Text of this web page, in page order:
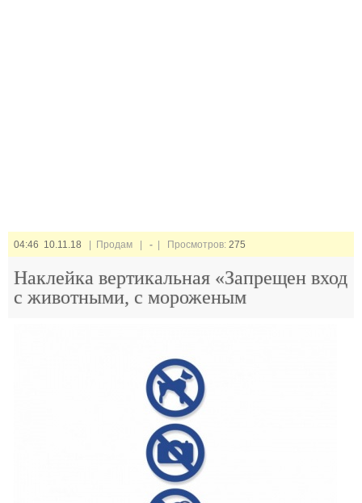
04:46 10.11.18 | Продам | - | Просмотров: 275
Наклейка вертикальная «Запрещен вход
с животными, с мороженым